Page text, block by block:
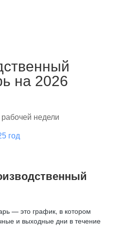
на 2026
недели
год
— это график, в котором
и выходные дни в течение